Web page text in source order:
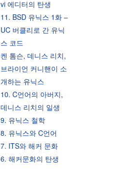
vi 에디터의 탄생
11. BSD 유닉스 1화 –
UC 버클리로 간 유닉
스 코드
켄 톰슨, 데니스 리치,
브라이언 커니핸이 소
개하는 유닉스
10. C언어의 아버지,
데니스 리치의 일생
9. 유닉스 철학
8. 유닉스와 C언어
7. ITS와 해커 문화
6. 해커문화의 탄생